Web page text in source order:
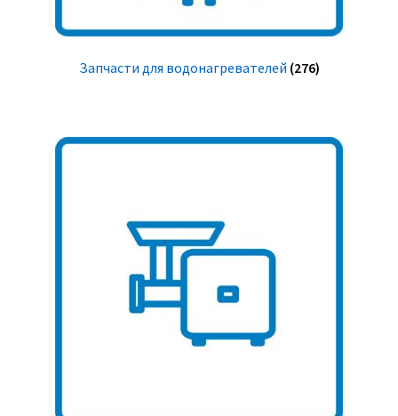
Запчасти для водонагревателей (276)